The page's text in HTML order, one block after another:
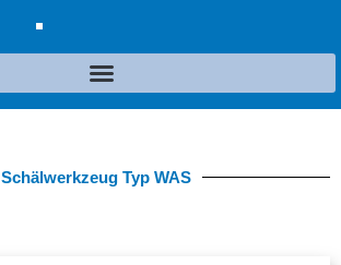
Schälwerkzeug Typ WAS